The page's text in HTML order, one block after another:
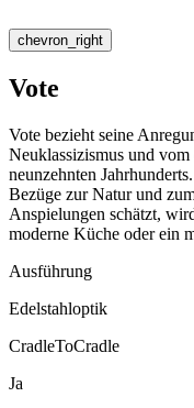
chevron_right
Vote
Vote bezieht seine
Neuklassizismus und
neunzehnten
Bezüge zur Natur und
Anspielungen schätzt,
moderne Küche oder ein
Ausführung
Edelstahloptik
CradleToCradle
Ja